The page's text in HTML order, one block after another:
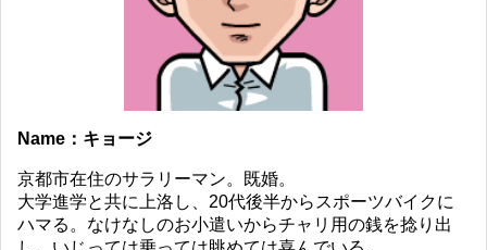
Name：キョージ
京都市在住のサラリーマン。既婚。
大学進学と共に上洛し、20代後半からスポーツバイクに
ハマる。なけなしのお小遣いからチャリ用の銭を捻り出